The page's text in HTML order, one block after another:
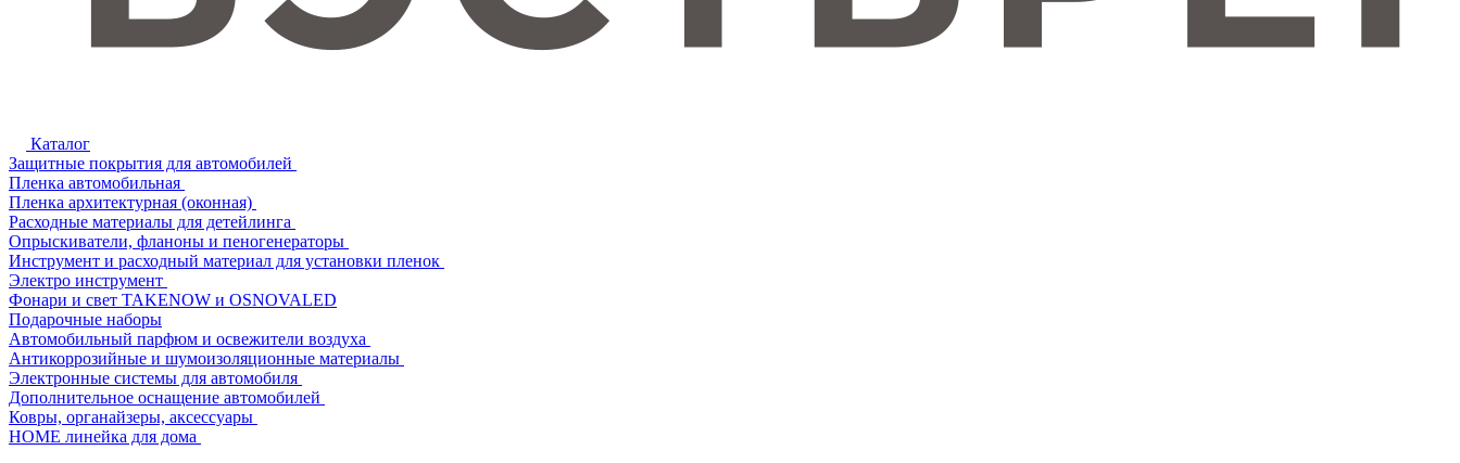
Каталог
Защитные покрытия для автомобилей
Пленка автомобильная
Пленка архитектурная (оконная)
Расходные материалы для детейлинга
Опрыскиватели, фланоны и пеногенераторы
Инструмент и расходный материал для установки пленок
Электро инструмент
Фонари и свет TAKENOW и OSNOVALED
Подарочные наборы
Автомобильный парфюм и освежители воздуха
Антикоррозийные и шумоизоляционные материалы
Электронные системы для автомобиля
Дополнительное оснащение автомобилей
Ковры, органайзеры, аксессуары
HOME линейка для дома